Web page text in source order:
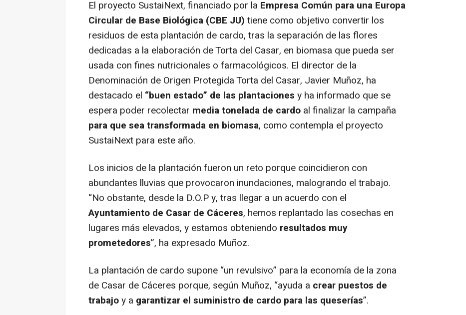
El proyecto SustaiNext, financiado por la Empresa Común para una Europa
Circular de Base Biológica (CBE JU) tiene como objetivo convertir los
residuos de esta plantación de cardo, tras la separación de las flores
dedicadas a la elaboración de Torta del Casar, en biomasa que pueda ser
usada con fines nutricionales o farmacológicos. El director de la
Denominación de Origen Protegida Torta del Casar, Javier Muñoz, ha
destacado el “buen estado” de las plantaciones y ha informado que se
espera poder recolectar media tonelada de cardo al finalizar la campaña
para que sea transformada en biomasa, como contempla el proyecto
SustaiNext para este año.
Los inicios de la plantación fueron un reto porque coincidieron con
abundantes lluvias que provocaron inundaciones, malogrando el trabajo.
“No obstante, desde la D.O.P y, tras llegar a un acuerdo con el
Ayuntamiento de Casar de Cáceres, hemos replantado las cosechas en
lugares más elevados, y estamos obteniendo resultados muy
prometedores”, ha expresado Muñoz.
La plantación de cardo supone “un revulsivo” para la economía de la zona
de Casar de Cáceres porque, según Muñoz, “ayuda a crear puestos de
trabajoy a garantizar el suministro de cardo para las queserías”.